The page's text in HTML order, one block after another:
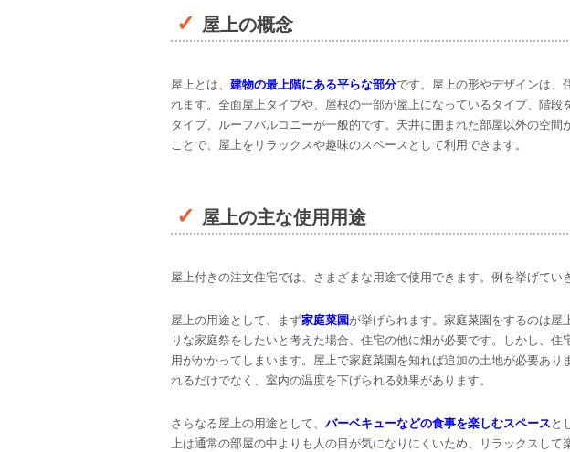
屋上の概念
屋上とは、建物の最上階にある平らな部分です。屋上の形やデザインは、
れます。全面屋上タイプや、屋根の一部が屋上になっているタイプ、階段
タイプ、ルーフバルコニーが一般的です。天井に囲まれた部屋以外の空間
ことで、屋上をリラックスや趣味のスペースとして利用できます。
屋上の主な使用用途
屋上付きの注文住宅では、さまざまな用途で使用できます。例を挙げてい
屋上の用途として、まず家庭菜園 が挙げられます。家庭菜園をするのは屋
りな家庭祭をしたいと考えた場合、住宅の他に畑が必要です。しかし、住
用がかかってしまいます。屋上で家庭菜園を知れば追加の土地が必要あり
れるだけでなく、室内の温度を下げられる効果があります。
さらなる屋上の用途として、バーベキューなどの食事を楽しむスペース と
上は通常の部屋の中よりも人の目が気になりにくいため、リラックスして